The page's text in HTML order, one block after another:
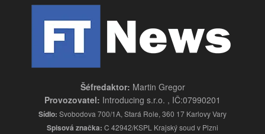
Šéfredaktor: Martin Gregor
Provozovatel: Introducing s.r.o. , IČ:07990201
Sídlo: Svobodova 700/1A, Stará Role, 360 17 Karlovy Vary
Spisová značka: C 42942/KSPL Krajský soud v Plzni